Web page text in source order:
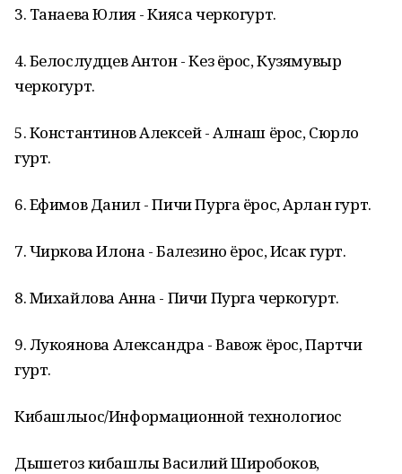
3. Танаева Юлия - Кияса черкогурт.
4. Белослудцев Антон - Кез ёрос, Кузямувыр
черкогурт.
5. Константинов Алексей - Алнаш ёрос, Сюрло
гурт.
6. Ефимов Данил - Пичи Пурга ёрос, Арлан гурт.
7. Чиркова Илона - Балезино ёрос, Исак гурт.
8. Михайлова Анна - Пичи Пурга черкогурт.
9. Лукоянова Александра - Вавож ёрос, Партчи
гурт.
Кибашлыос/Информационной технологиос
Дышетоз кибашлы Василий Широбоков,